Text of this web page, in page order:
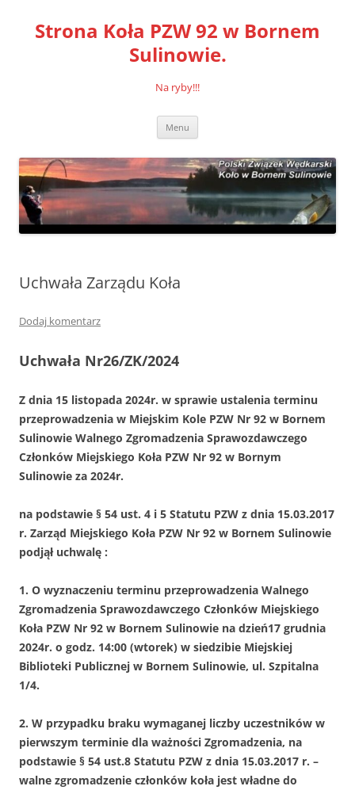
treściStrona Koła PZW 92 w Bornem
Sulinowie.
Na ryby!!!
Menu
Uchwała Zarządu Koła
Dodaj komentarz
Uchwała Nr26/ZK/2024
Z dnia 15 listopada 2024r. w sprawie ustalenia terminu
przeprowadzenia w Miejskim Kole PZW Nr 92 w Bornem
Sulinowie Walnego Zgromadzenia Sprawozdawczego
Członków Miejskiego Koła PZW Nr 92 w Bornym
Sulinowie za 2024r.
na podstawie § 54 ust. 4 i 5 Statutu PZW z dnia 15.03.2017
r. Zarząd Miejskiego Koła PZW Nr 92 w Bornem Sulinowie
podjął uchwalę :
1. O wyznaczeniu terminu przeprowadzenia Walnego
Zgromadzenia Sprawozdawczego Członków Miejskiego
Koła PZW Nr 92 w Bornem Sulinowie na dzień17 grudnia
2024r. o godz. 14:00 (wtorek) w siedzibie Miejskiej
Biblioteki Publicznej w Bornem Sulinowie, ul. Szpitalna
1/4.
2. W przypadku braku wymaganej liczby uczestników w
pierwszym terminie dla ważności Zgromadzenia, na
podstawie § 54 ust.8 Statutu PZW z dnia 15.03.2017 r. –
walne zgromadzenie członków koła jest władne do